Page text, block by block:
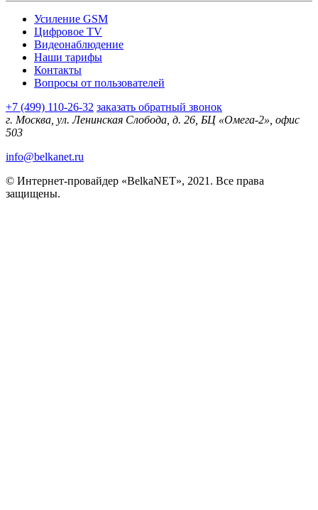
Усиление GSM
Цифровое TV
Видеонаблюдение
Наши тарифы
Контакты
Вопросы от пользователей
+7 (499) 110-26-32 заказать обратный звонок
г. Москва, ул. Ленинская Слобода, д. 26, БЦ «Омега-2», офис
503
info@belkanet.ru
© Интернет-провайдер «BelkaNET», 2021. Все права
защищены.